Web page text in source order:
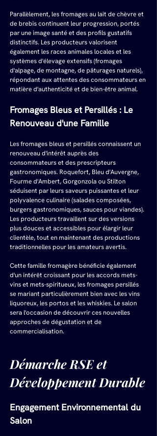
Parallèlement, les fromages au lait de chèvre et
de brebis continuent leur progression, portés
par une image santé et des profils gustatifs
distinctifs. Les producteurs valorisent
également les races animales locales et les
systèmes d'élevage extensifs (fromages
d'alpage, de montagne, de pâturages naturels),
répondant aux attentes des consommateurs en
matière d'authenticité et de bien-être animal.
Fromages Bleus et Persillés : Le
Renouveau d'une Famille
Les fromages bleus et persillés connaissent un
renouveau d'intérêt auprès des
consommateurs et des prescripteurs
gastronomiques. Roquefort, Bleu d'Auvergne,
Fourme d'Ambert, Gorgonzola ou Stilton
séduisent par leurs saveurs puissantes et leur
polyvalence culinaire (salades composées,
burgers gastronomiques, sauces pour viandes).
Les producteurs travaillent sur des versions
plus douces et accessibles pour élargir leur
clientèle, tout en maintenant des productions
traditionnelles pour les amateurs avertis.
Cette famille fromagère bénéficie également
d'un intérêt croissant pour les accords mets-
vins et mets-spiritueux, les fromages persillés
se mariant particulièrement bien avec les vins
liquoreux, les portos et les whiskies. Le salon
sera l'occasion de découvrir ces nouvelles
approches de dégustation et de
commercialisation.
Démarche RSE et
Développement Durable
Engagement Environnemental du
Salon